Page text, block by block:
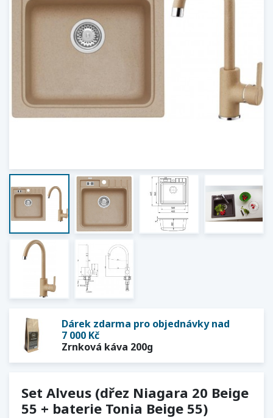
Dárek zdarma pro objednávky nad
7 000 Kč
Zrnková káva 200g
Set Alveus (dřez Niagara 20 Beige
55 + baterie Tonia Beige 55)